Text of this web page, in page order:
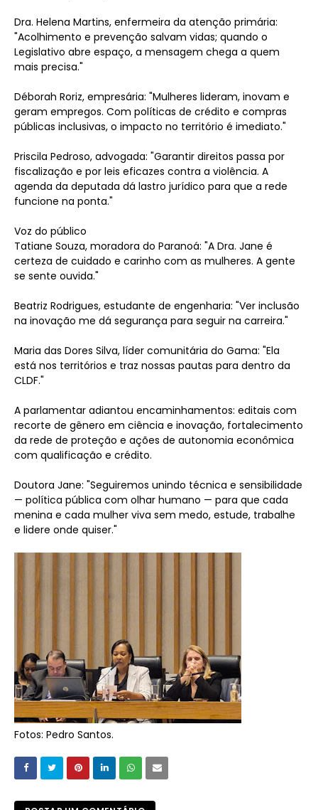
Dra. Helena Martins, enfermeira da atenção primária:
"Acolhimento e prevenção salvam vidas; quando o
Legislativo abre espaço, a mensagem chega a quem
mais precisa."
Déborah Roriz, empresária: "Mulheres lideram, inovam e
geram empregos. Com políticas de crédito e compras
públicas inclusivas, o impacto no território é imediato."
Priscila Pedroso, advogada: "Garantir direitos passa por
fiscalização e por leis eficazes contra a violência. A
agenda da deputada dá lastro jurídico para que a rede
funcione na ponta."
Voz do público
Tatiane Souza, moradora do Paranoá: "A Dra. Jane é
certeza de cuidado e carinho com as mulheres. A gente
se sente ouvida."
Beatriz Rodrigues, estudante de engenharia: "Ver inclusão
na inovação me dá segurança para seguir na carreira."
Maria das Dores Silva, líder comunitária do Gama: "Ela
está nos territórios e traz nossas pautas para dentro da
CLDF."
A parlamentar adiantou encaminhamentos: editais com
recorte de gênero em ciência e inovação, fortalecimento
da rede de proteção e ações de autonomia econômica
com qualificação e crédito.
Doutora Jane: "Seguiremos unindo técnica e sensibilidade
— política pública com olhar humano — para que cada
menina e cada mulher viva sem medo, estude, trabalhe
e lidere onde quiser."
Fotos: Pedro Santos.